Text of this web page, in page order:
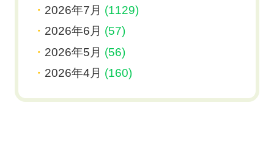
2026年7月 (1129)
2026年6月 (57)
2026年5月 (56)
2026年4月 (160)